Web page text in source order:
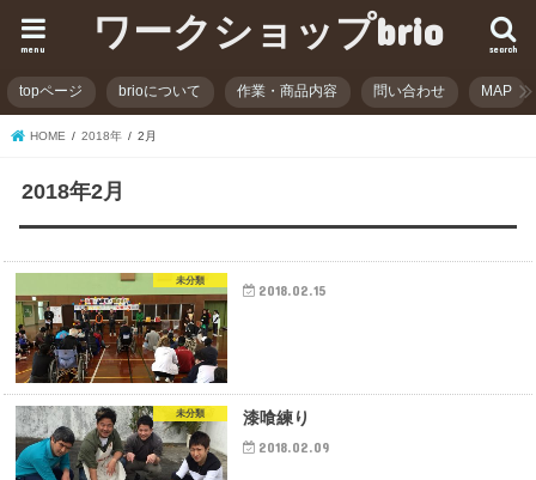
ワークショップbrio search
menu
topページ brioについて 作業・商品内容 問い合わせ MAP
HOME 2018年 2月
2018年2月
未分類
2018.02.15
未分類 漆喰練り
2018.02.09